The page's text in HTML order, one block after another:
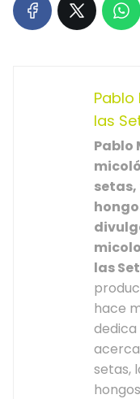
Pablo
las
Pablo
las
hace
dedica
setas,